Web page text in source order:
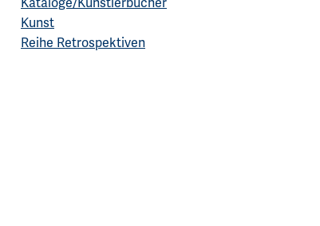
Kataloge/Künstlerbücher
Kunst
Reihe Retrospektiven